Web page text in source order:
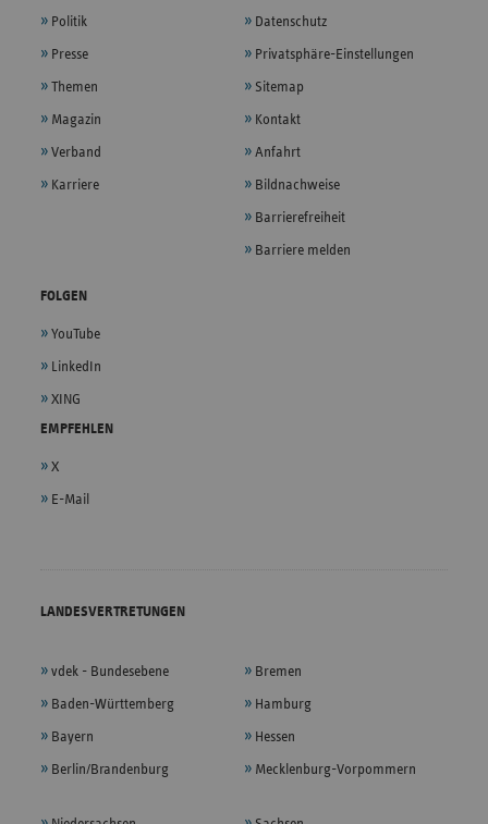
Politik
Presse
Themen
Magazin
Verband
Karriere
Datenschutz
Privatsphäre-Einstellungen
Sitemap
Kontakt
Anfahrt
Bildnachweise
Barrierefreiheit
Barriere melden
FOLGEN
YouTube
LinkedIn
XING
EMPFEHLEN
X
E-Mail
LANDESVERTRETUNGEN
vdek - Bundesebene
Baden-Württemberg
Bayern
Berlin/Brandenburg
Bremen
Hamburg
Hessen
Mecklenburg-Vorpommern